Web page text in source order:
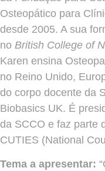
Osteopático para
desde 2005. A sua
no British College of
Karen ensina
no Reino Unido,
do corpo docente da
Biobasics UK. É
da SCCO e faz parte
CUTIES (National
Tema a apresentar: